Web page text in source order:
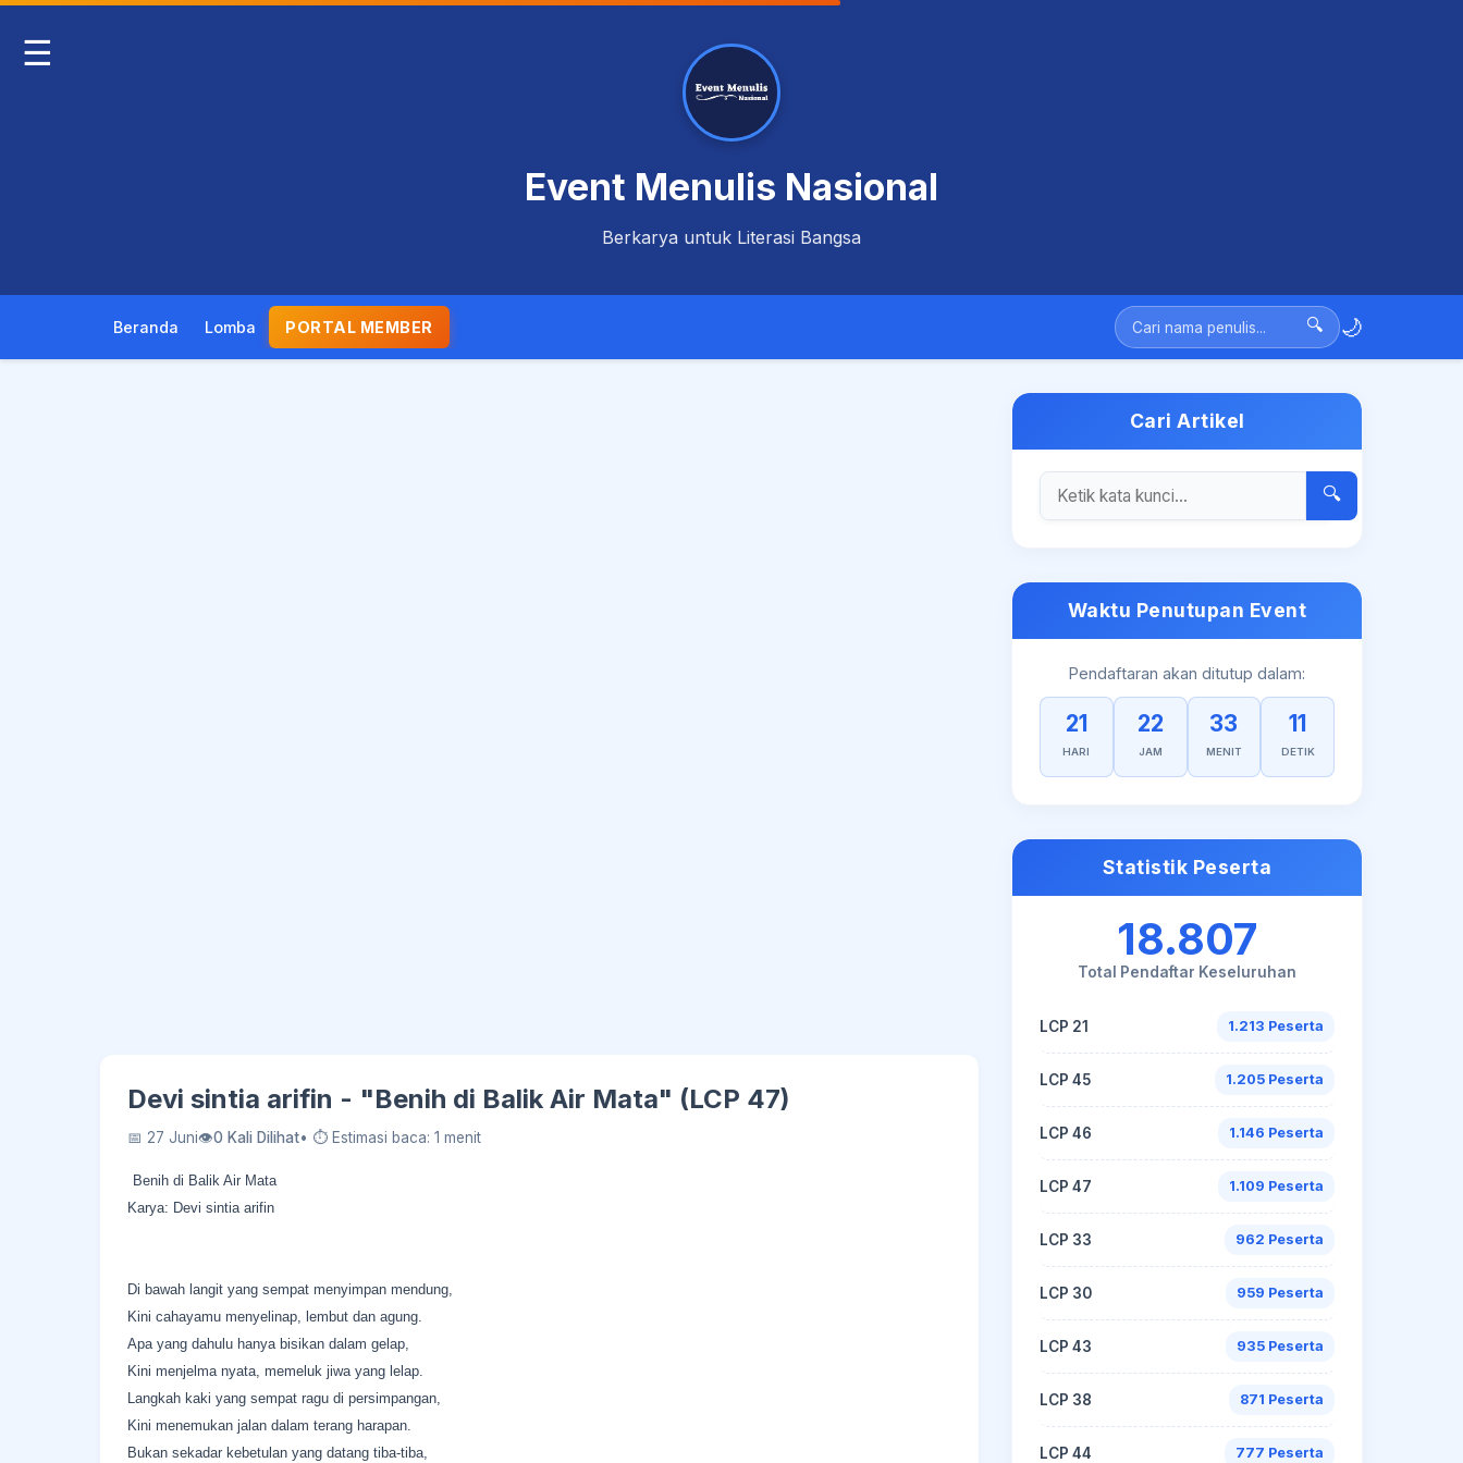
☰
Event Menulis Nasional
Berkarya untuk Literasi Bangsa
Beranda Lomba PORTAL MEMBER 🔍 🌙
Devi sintia arifin - ​"Benih di Balik Air Mata" (LCP 47)
📅 27 Juni👁0 Kali Dilihat• ⏱ Estimasi baca: 1 menit
Benih di Balik Air Mata
Karya: Devi sintia arifin
Di bawah langit yang sempat menyimpan mendung,
Kini cahayamu menyelinap, lembut dan agung.
Apa yang dahulu hanya bisikan dalam gelap,
Kini menjelma nyata, memeluk jiwa yang lelap.
​Langkah kaki yang sempat ragu di persimpangan,
Kini menemukan jalan dalam terang harapan.
Bukan sekadar kebetulan yang datang tiba-tiba,
Cari Artikel
🔍
Waktu Penutupan Event
Pendaftaran akan ditutup dalam:
21
HARI
22
JAM
33
MENIT
10
DETIK
Statistik Peserta
18.807
Total Pendaftar Keseluruhan
LCP 21 1.213 Peserta
LCP 45 1.205 Peserta
LCP 46 1.146 Peserta
LCP 47 1.109 Peserta
LCP 33 962 Peserta
LCP 30 959 Peserta
LCP 43 935 Peserta
LCP 38 871 Peserta
LCP 44 777 Peserta